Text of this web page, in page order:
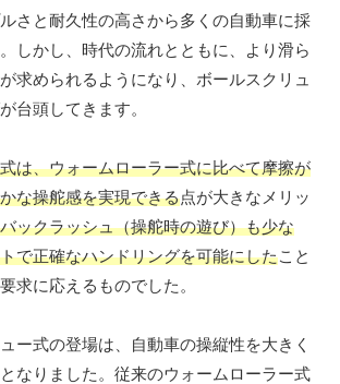
さと耐久性の高さから多くの自動車に採
しかし、時代の流れとともに、より滑ら
求められるようになり、ボールスクリュ
台頭してきます。
は、ウォームローラー式に比べて摩擦が
な操舵感を実現できる点が大きなメリッ
バックラッシュ（操舵時の遊び）も少な
で正確なハンドリングを可能にしたこと
求に応えるものでした。
ー式の登場は、自動車の操縦性を大きく
なりました。従来のウォームローラー式